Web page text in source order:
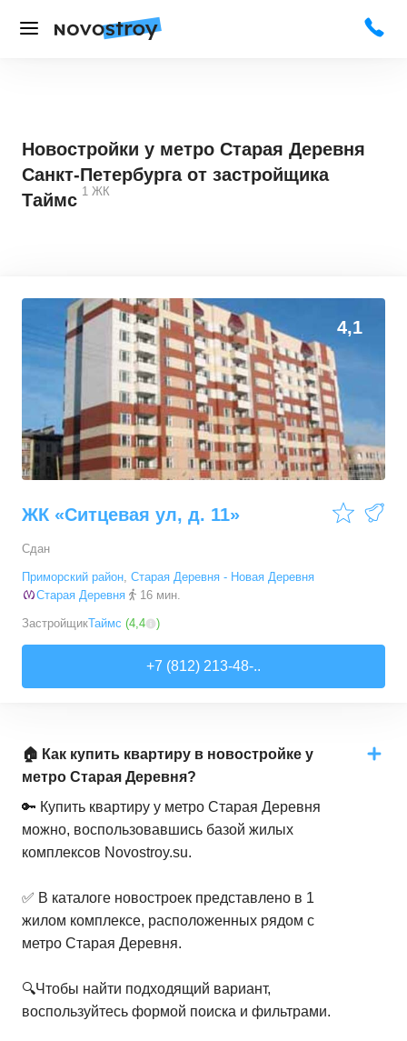
Новостройки у метро Старая Деревня
Санкт-Петербурга от застройщика
Таймс 1 ЖК
4,1
ЖК «Ситцевая ул, д. 11»
Сдан
Приморский район, Старая Деревня - Новая Деревня
Старая Деревня
16 мин.
ЗастройщикТаймс (4,4 )
+7 (812) 213-48-..
🏠 Как купить квартиру в новостройке у
метро Старая Деревня?
🔑 Купить квартиру у метро Старая Деревня
можно, воспользовавшись базой жилых
комплексов Novostroy.su.
✅ В каталоге новостроек представлено в 1
жилом комплексе, расположенных рядом с
метро Старая Деревня.
🔍Чтобы найти подходящий вариант,
воспользуйтесь формой поиска и фильтрами.